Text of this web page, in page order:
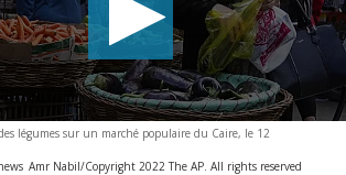
légumes sur un marché populaire du Caire, le 12
Amr Nabil/Copyright 2022 The AP. All rights reserved